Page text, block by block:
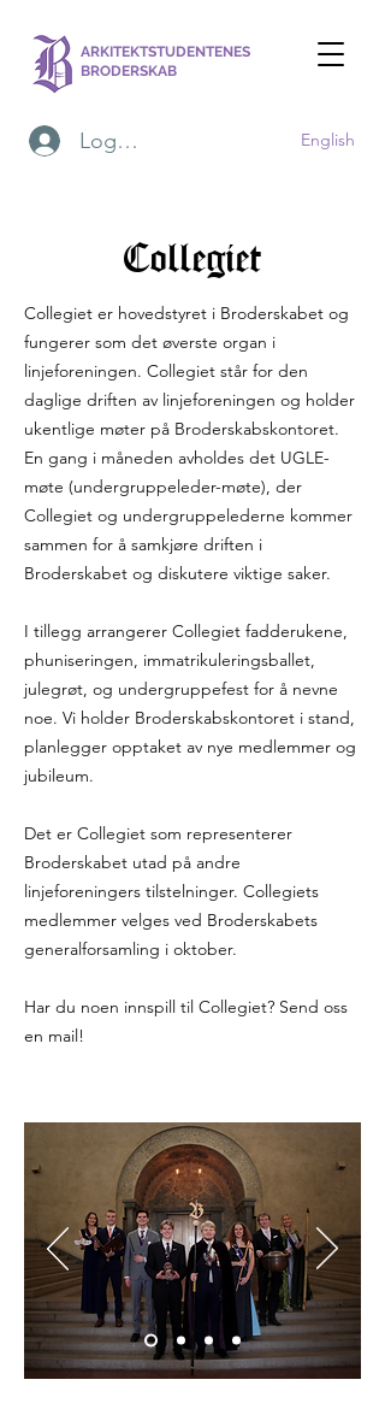
ARKITEKTSTUDENTENES
BRODERSKAB
English
Logg inn
Collegiet
Collegiet er hovedstyret i Broderskabet og
fungerer som det øverste organ i
linjeforeningen. Collegiet står for den
daglige driften av linjeforeningen og holder
ukentlige møter på Broderskabskontoret.
En gang i måneden avholdes det UGLE-
møte (undergruppeleder-møte), der
Collegiet og undergruppelederne kommer
sammen for å samkjøre driften i
Broderskabet og diskutere viktige saker.
I tillegg arrangerer Collegiet fadderukene,
phuniseringen, immatrikuleringsballet,
julegrøt, og undergruppefest for å nevne
noe. Vi holder Broderskabskontoret i stand,
planlegger opptaket av nye medlemmer og
jubileum.
Det er Collegiet som representerer
Broderskabet utad på andre
linjeforeningers tilstelninger. Collegiets
medlemmer velges ved Broderskabets
generalforsamling i oktober.
Har du noen innspill til Collegiet? Send oss
en mail!